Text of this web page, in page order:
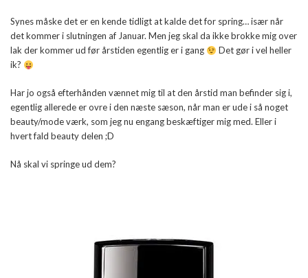
Synes måske det er en kende tidligt at kalde det for spring… især når
det kommer i slutningen af Januar. Men jeg skal da ikke brokke mig over
lak der kommer ud før årstiden egentlig er i gang
Det gør i vel heller
ik?
Har jo også efterhånden vænnet mig til at den årstid man befinder sig i,
egentlig allerede er ovre i den næste sæson, når man er ude i så noget
beauty/mode værk, som jeg nu engang beskæftiger mig med. Eller i
hvert fald beauty delen ;D
Nå skal vi springe ud dem?